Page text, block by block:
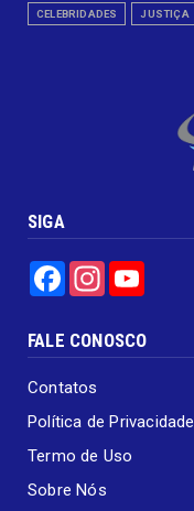
CELEBRIDADES JUSTIÇA
SIGA
FacebookInstagram
FALE CONOSCO
Contatos
Política de Privacidade
Termo de Uso
Sobre Nós